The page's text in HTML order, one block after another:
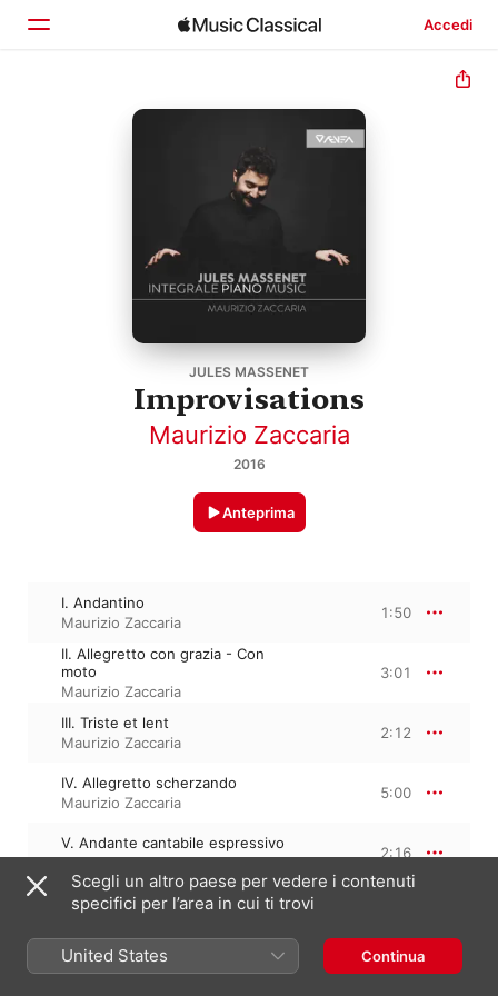
Accedi
JULES MASSENET
Improvisations
Maurizio Zaccaria
2016
Anteprima
I. Andantino
Maurizio Zaccaria
1:50
II. Allegretto con grazia - Con
moto
Maurizio Zaccaria
3:01
III. Triste et lent
Maurizio Zaccaria
2:12
IV. Allegretto scherzando
Maurizio Zaccaria
5:00
V. Andante cantabile espressivo
Maurizio Zaccaria
2:16
VI. Allegro deciso con moto
VII. Allegretto
4:18
Scegli un altro paese per vedere i contenuti
specifici per l’area in cui ti trovi
United States Continua